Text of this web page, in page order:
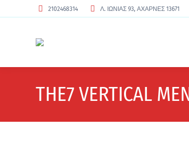
2102468314 Λ. ΙΩΝΙΑΣ 93, ΑΧΑΡΝΕΣ 13671
THE7 VERTICAL